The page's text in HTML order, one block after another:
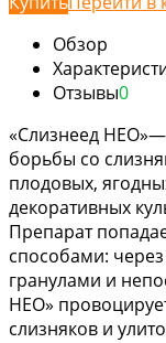
Обзор
Отзывы0
«Слизнеед НЕО»—
борьбы со
плодовых,
декоративных
Препарат
способами:
гранулами и
НЕО»
слизняков и